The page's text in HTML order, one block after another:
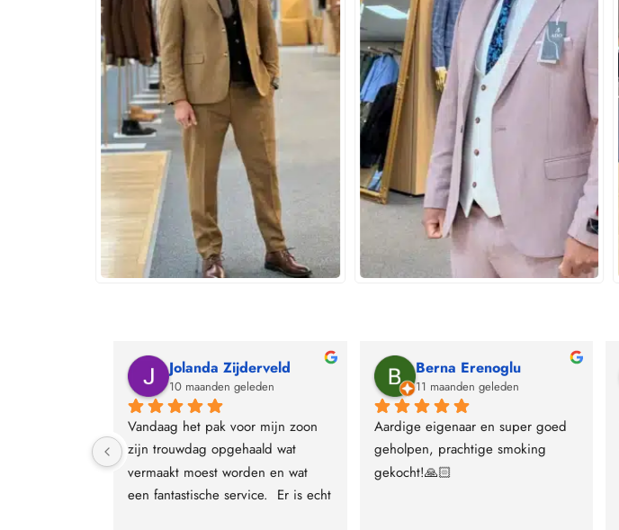
Jolanda Zijderveld
10 maanden geleden
Vandaag het pak voor mijn zoon
zijn trouwdag opgehaald wat
vermaakt moest worden en wat
een fantastische service.  Er is echt
Berna Erenoglu
11 maanden geleden
Aardige eigenaar en super goed
geholpen, prachtige smoking
gekocht!🙏🏻